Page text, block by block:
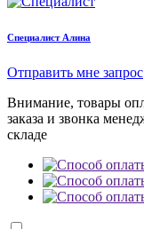
Cпециалист Алина
Отправить мне запрос
Внимание, товары
заказа и звонка
складе